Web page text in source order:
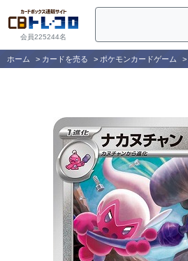
会員225244名
ホーム > カードを売る > ポケモンカードゲーム >